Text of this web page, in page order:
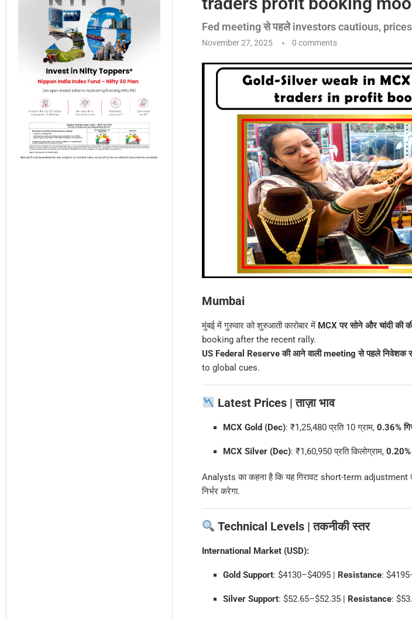
Fed meeting से पहले investors cautious,
November 27, 2025 0 comments
Mumbai
मुंबई में गुरुवार को शुरुआती कारोबार में MCX पर सोने और चांदी की
booking after the recent rally.
US Federal Reserve की आने वाली meeting से पहले निवेशक
to global cues.
Latest Prices | ताज़ा भाव
MCX Gold (Dec): ₹1,25,480 प्रति 10 ग्राम, 0.36%
MCX Silver (Dec): ₹1,60,950 प्रति किलोग्राम, 0.20%
Analysts का कहना है कि यह गिरावट short-term
निर्भर करेगा.
Technical Levels | तकनीकी स्तर
International Market (USD):
Gold Support: $4130–$4095 | Resistance:
Silver Support: $52.65–$52.35 | Resistance: